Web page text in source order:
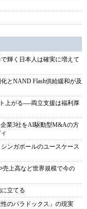
輝く日本人は確実に増えて
とNAND Flash供給緩和が及
上がる----両立支援は福利厚
業3社をAI駆動型M&Aの方
ンガポールのユースケース
売上高など世界規模で今の
立てる
のパラドックス」の現実